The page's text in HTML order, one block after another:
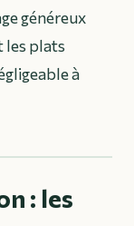
généreux
les plats
à
: les